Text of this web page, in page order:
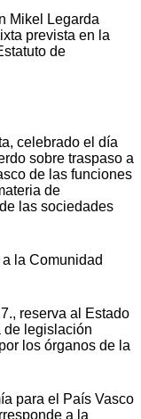
Mikel Legarda
prevista en la
de
celebrado el día
sobre traspaso a
de las funciones
de
las sociedades
la Comunidad
reserva al Estado
de legislación
los órganos de la
para el País Vasco
a la